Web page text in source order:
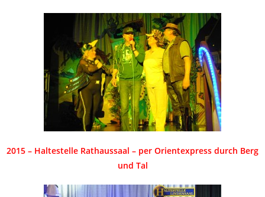
2015 – Haltestelle Rathaussaal – per Orientexpress durch Berg
und Tal